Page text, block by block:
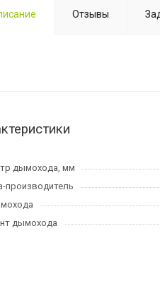
Отзывы
дымохода, мм
производитель
дымохода